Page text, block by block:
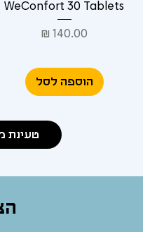
WeConfort 30 Tablets
מחיר
הוספה לסל
טעינת